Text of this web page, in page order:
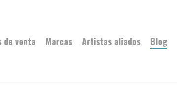
de venta Marcas Artistas aliados Blog